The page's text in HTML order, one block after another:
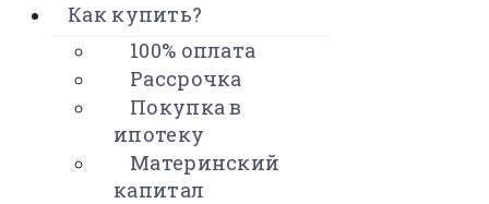
Как купить?
100% оплата
Рассрочка
Покупка в
ипотеку
Материнский
капитал